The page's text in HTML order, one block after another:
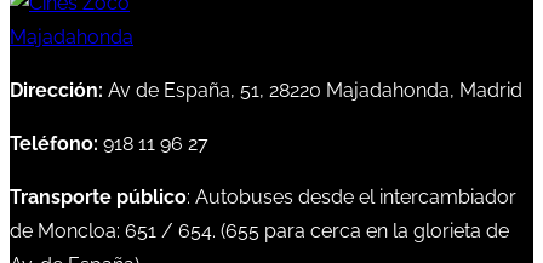
Dirección: Av de España, 51, 28220 Majadahonda, Madrid
Teléfono: 918 11 96 27
Transporte público: Autobuses desde el intercambiador
de Moncloa: 651 / 654. (655 para cerca en la glorieta de